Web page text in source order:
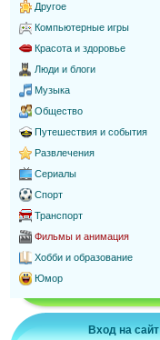
Другое
Компьютерные игры
Красота и здоровье
Люди и блоги
Музыка
Общество
Путешествия и события
Развлечения
Сериалы
Спорт
Транспорт
Фильмы и анимация
Хобби и образование
Юмор
Вход на сайт